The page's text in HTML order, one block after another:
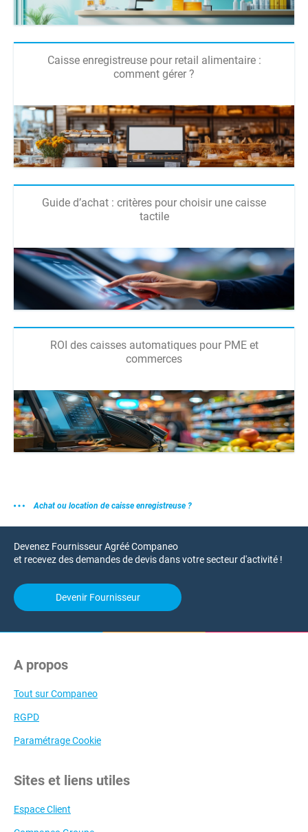
Caisse enregistreuse pour retail alimentaire :
comment gérer ?
Guide d’achat : critères pour choisir une caisse
tactile
ROI des caisses automatiques pour PME et
commerces
Achat ou location de caisse enregistreuse ?
Devenez Fournisseur Agréé Companeo
et recevez des demandes de devis dans votre secteur d'activité !
Devenir Fournisseur
A propos
Tout sur Companeo
RGPD
Paramétrage Cookie
Sites et liens utiles
Espace Client